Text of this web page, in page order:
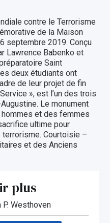
contre le Terrorisme
de la Maison
septembre 2019. Conçu
Lawrence Babenko et
Saint
deux étudiants ont
de leur projet de fin
», est l’un des trois
Le monument
hommes et des femmes
ultime pour
Courtoisie –
et des Anciens
plus
Westhoven